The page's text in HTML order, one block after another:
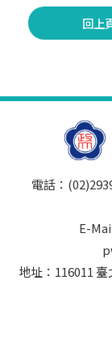
學生優良獎 106年 楊 ○ 榮獲 實習學生楷模獎 105
年 蕭○芸
林○豪 榮獲 實習學生
回上
電話：
E-
地址：116011